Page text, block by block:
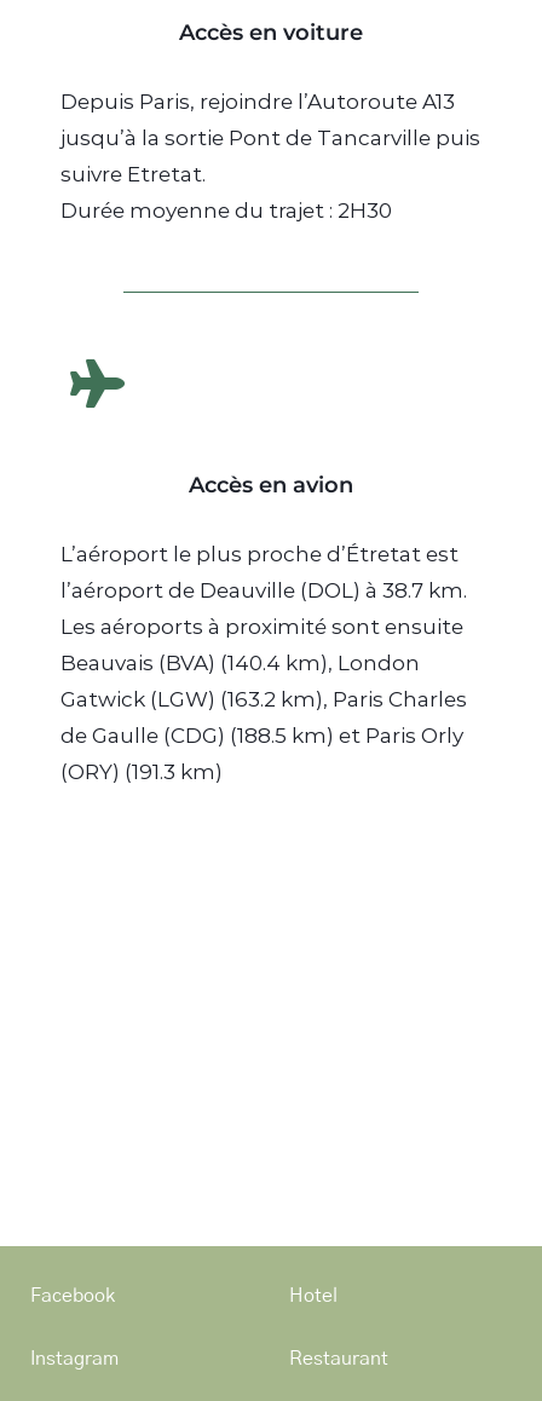
Accès en voiture
Depuis Paris, rejoindre l’Autoroute A13
jusqu’à la sortie Pont de Tancarville puis
suivre Etretat.
Durée moyenne du trajet : 2H30
Accès en avion
L’aéroport le plus proche d’Étretat est
l’aéroport de Deauville (DOL) à 38.7 km.
Les aéroports à proximité sont ensuite
Beauvais (BVA) (140.4 km), London
Gatwick (LGW) (163.2 km), Paris Charles
de Gaulle (CDG) (188.5 km) et Paris Orly
(ORY) (191.3 km)
Facebook
Instagram
Hotel
Restaurant